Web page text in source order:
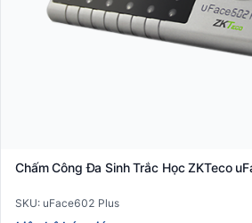
Chấm Công Đa Sinh Trắc Học ZKTeco
SKU: uFace602 Plus